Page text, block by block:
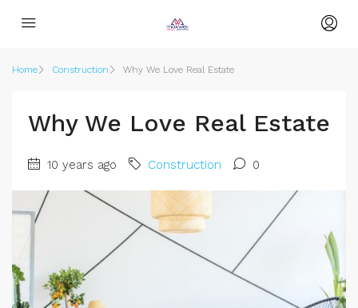
Home Construction Why We Love Real Estate
Why We Love Real Estate
10 years ago Construction 0